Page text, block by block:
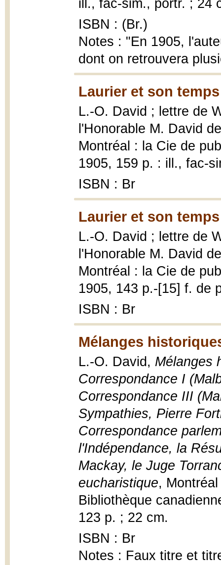
ill., fac-sim., portr. ; 24
ISBN : (Br.)
Notes : "En 1905,
dont on retrouvera
Laurier et son
L.-O. David ; lettre de
l'Honorable M. David
Montréal : la Cie de
1905, 159 p. : ill., fac-
ISBN : Br
Laurier et son
L.-O. David ; lettre de
l'Honorable M. David
Montréal : la Cie de
1905, 143 p.-[15] f. de
ISBN : Br
Mélanges
L.-O. David, Mélanges
Correspondance I
Correspondance III
Sympathies, Pierre
Correspondance
l'Indépendance, la
Mackay, le Juge
eucharistique,
Bibliothèque
123 p. ; 22 cm.
ISBN : Br
Notes : Faux titre et